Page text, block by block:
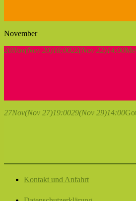
November
20Nov(Nov 20)18:0022(Nov 22)14:00
27Nov(Nov 27)19:0029(Nov 29)14:00
Kontakt und Anfahrt